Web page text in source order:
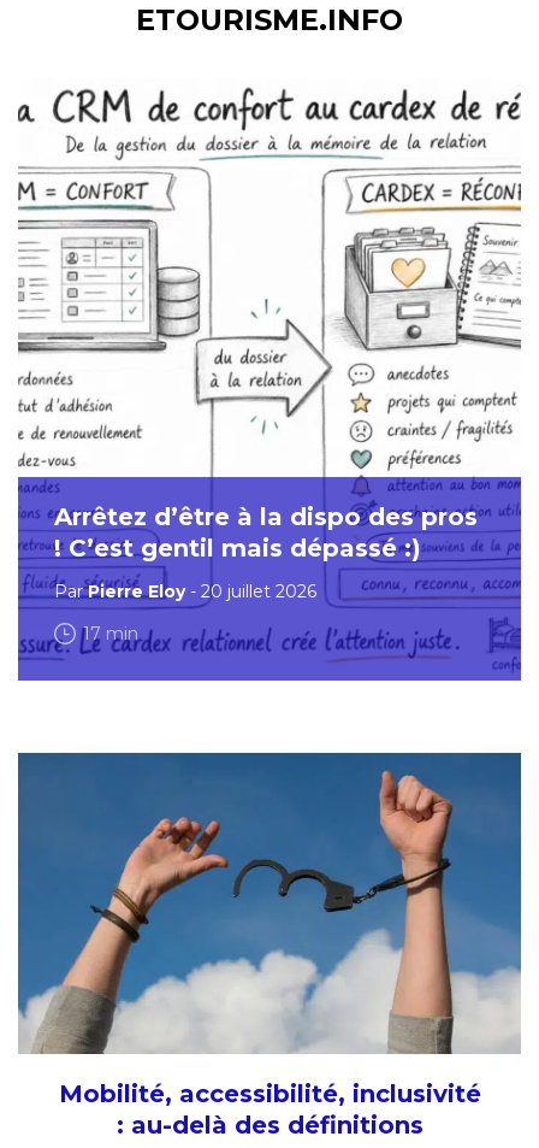
ETOURISME.INFO
Arrêtez d’être à la dispo des pros
! C’est gentil mais dépassé :)
ParPierre Eloy- 20 juillet 2026
17 min
Mobilité, accessibilité, inclusivité
: au-delà des définitions